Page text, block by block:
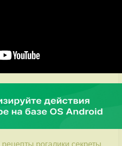
рецепты рогалики секреты